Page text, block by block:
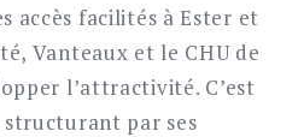
accès facilités à Ester et
Vanteaux et le CHU de
l’attractivité. C’est
par ses